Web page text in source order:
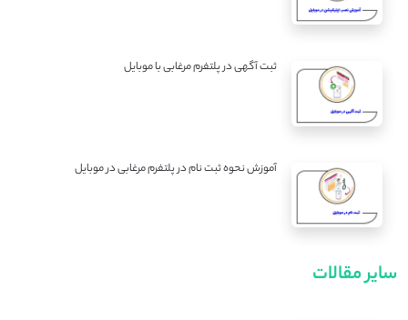
ثبت آگهی در پلتفرم مرغابی با موبایل
آموزش نحوه ثبت نام در پلتفرم مرغابی در موبایل
سایر مقالات